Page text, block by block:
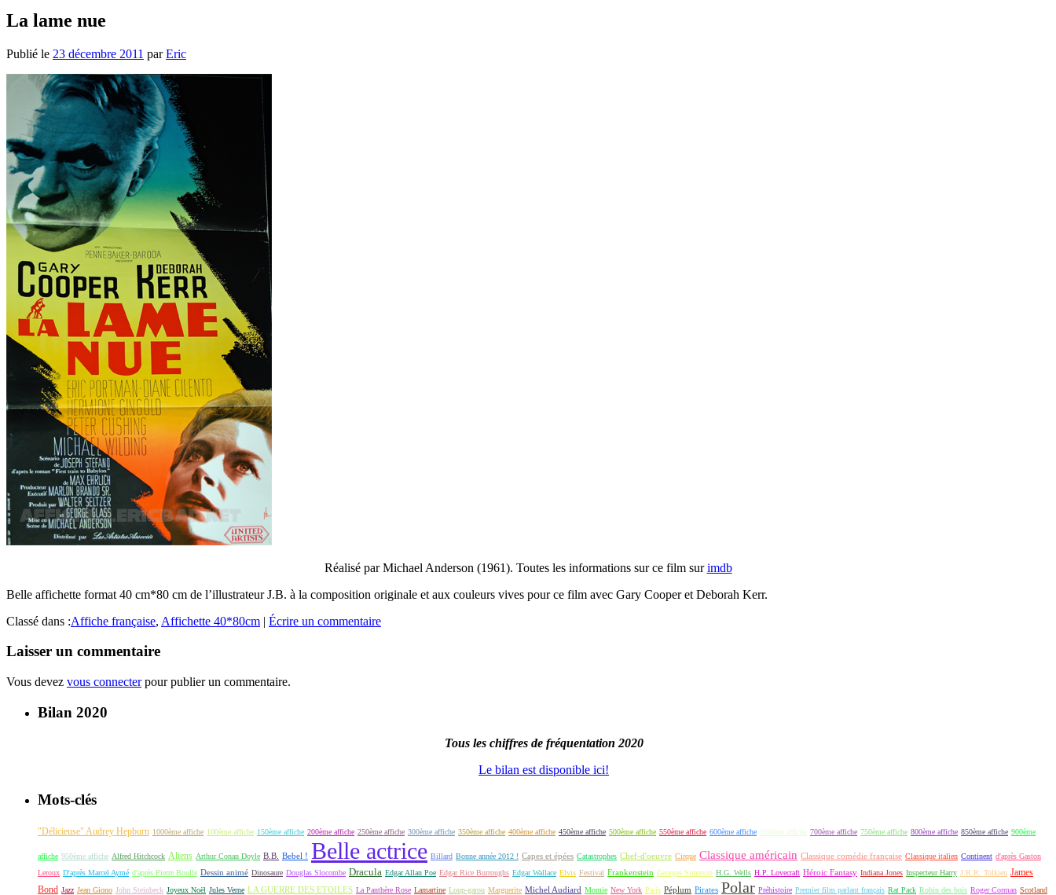
La lame nue
Publié le 23 décembre 2011 parEric
Réalisé par Michael Anderson (1961). Toutes les informations sur ce film surimdb
Belle affichette format 40 cm*80 cm de l’illustrateur J.B. à la composition originale et aux couleurs vives pour ce film avec Gary Cooper et Deborah Kerr.
Classé dans :Affiche française, Affichette 40*80cm | Écrire un commentaire
Laisser un commentaire
Vous devez vous connecterpour publier un commentaire.
Bilan 2020
Tous les chiffres de fréquentation 2020
Le bilan est disponible ici!
Mots-clés
"Délicieuse" Audrey Hepburn 1000ème affiche 100ème affiche 150ème affiche 200ème affiche 250ème affiche 300ème affiche 350ème affiche 400ème affiche 450ème affiche 500ème affiche 550ème affiche 600ème affiche 650ème affiche 700ème affiche 750ème affiche 800ème affiche 850ème affiche 900ème
affiche 950ème affiche Alfred Hitchcock Aliens Arthur Conan Doyle B.B. Bebel ! Belle actrice Billard Bonne année 2012 ! Capes et épées Catastrophes Chef-d'oeuvre Cirque Classique américain Classique comédie française Classique italien Continent d'après Gaston
Leroux D'après Marcel Aymé d'après Pierre Boulle Dessin animé Dinosaure Douglas Slocombe Dracula Edgar Allan Poe Edgar Rice Burroughs Edgar Wallace Elvis Festival Frankenstein Georges Simenon H.G. Wells H.P. Lovecraft Héroic Fantasy Indiana Jones Inspecteur Harry J.R.R. Tolkien James
Bond Jazz Jean Giono John Steinbeck Joyeux Noël Jules Verne LA GUERRE DES ETOILES La Panthère Rose Lamartine Loup-garou Marguerite Michel Audiard Momie New York Paris Péplum Pirates Polar Préhistoire Premier film parlant français Rat Pack Robin des bois Roger Corman Scotland